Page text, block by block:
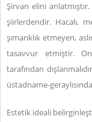
Şirvan elini anlatmıştır.
şiirlerdendir. Hacalı,
şımarıklık etmeyen,
tasavvur etmiştir.
tarafından
üstadname-
Estetik ideali